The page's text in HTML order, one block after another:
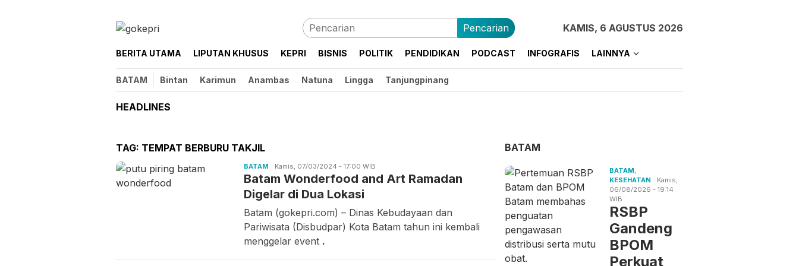
Pencarian KAMIS, 6 AGUSTUS 2026
BERITA UTAMA LIPUTAN KHUSUS KEPRI BISNIS POLITIK PENDIDIKAN PODCAST INFOGRAFIS LAINNYA
BATAM Bintan Karimun Anambas Natuna Lingga Tanjungpinang
HEADLINES
TAG: TEMPAT BERBURU TAKJIL
BATAM Asrul
Rahmawati
Kamis, 07/03/2024 - 17:00 WIB
Batam Wonderfood and Art Ramadan
Digelar di Dua Lokasi
Batam (gokepri.com) – Dinas Kebudayaan dan
Pariwisata (Disbudpar) Kota Batam tahun ini kembali
menggelar event .
BATAM
BATAM,
KESEHATAN
Kamis,
06/08/2026 - 19:14
WIB
RSBP
Gandeng
BPOM
Perkuat